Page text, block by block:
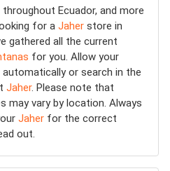
Ecuador, and more
for a Jaher store in
gathered all the current
for you. Allow your
or search in the
Jaher. Please note that
may vary by location. Always
Jaher for the correct
out.